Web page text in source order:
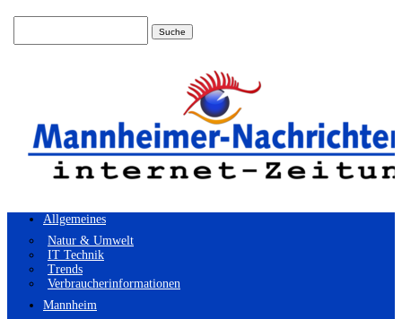
Allgemeines
Natur & Umwelt
IT Technik
Trends
Verbraucherinformationen
Mannheim